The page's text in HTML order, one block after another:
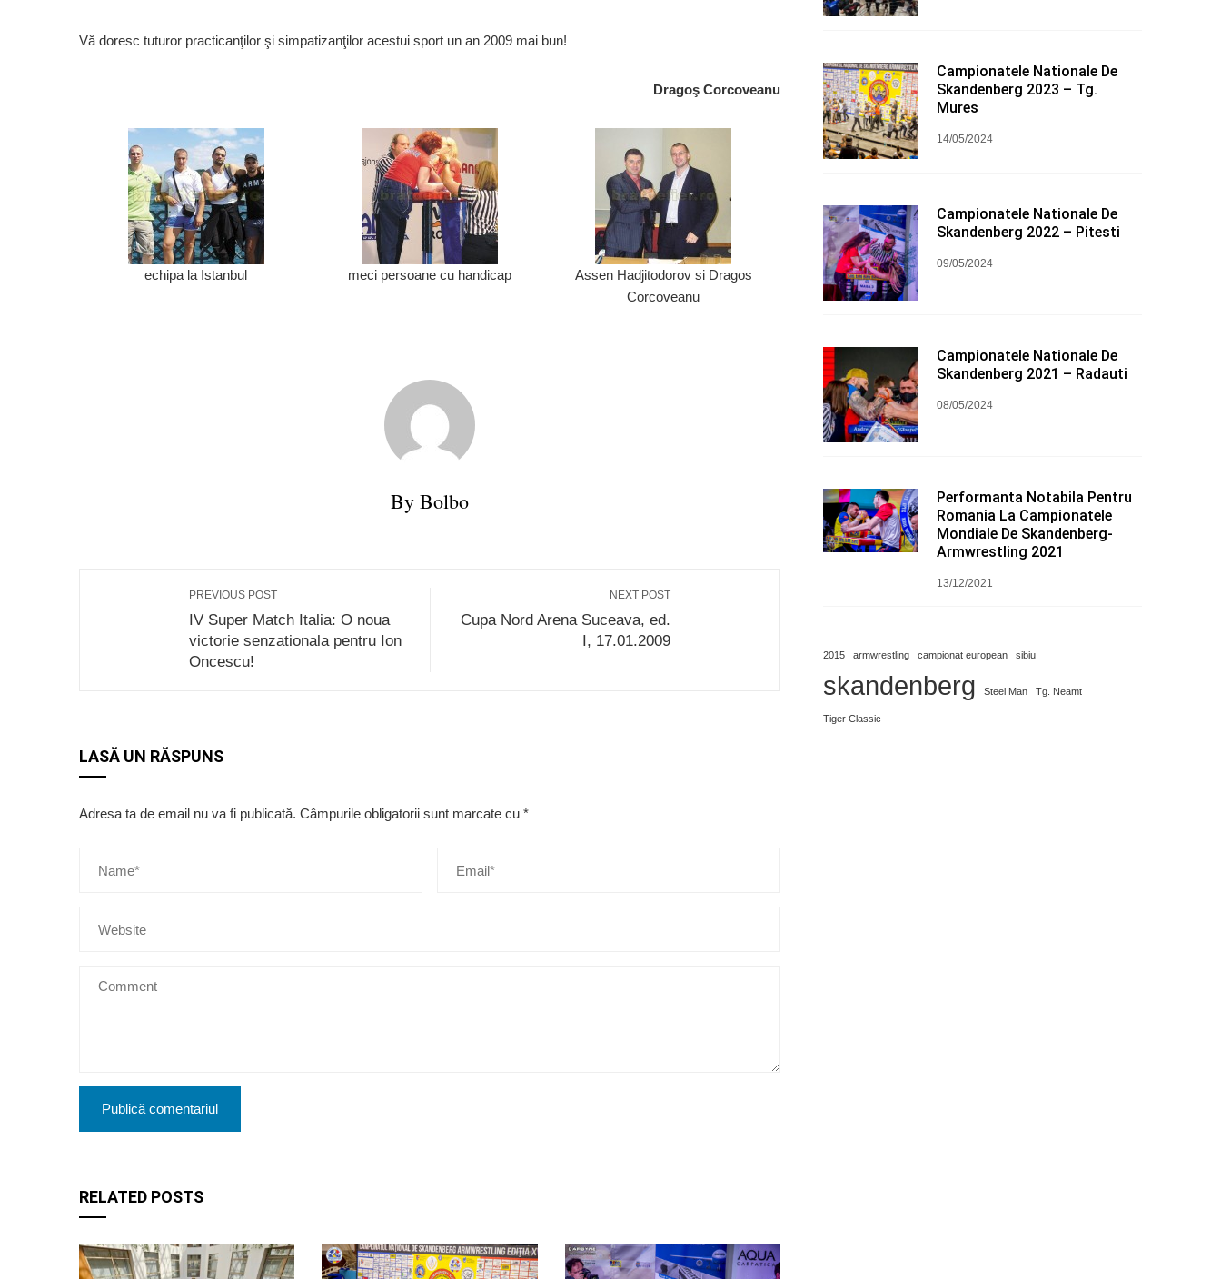
Vă doresc tuturor practicanţilor şi simpatizanţilor acestui sport un an 2009 mai bun!
Dragoş Corcoveanu
echipa la Istanbul meci persoane cu handicap
Assen Hadjitodorov si Dragos
Corcoveanu
By Bolbo
PREVIOUS POST
IV Super Match Italia: O noua
victorie senzationala pentru Ion
Oncescu!
NEXT POST
Cupa Nord Arena Suceava, ed.
I, 17.01.2009
LASĂ UN RĂSPUNS
Adresa ta de email nu va fi publicată. Câmpurile obligatorii sunt marcate cu *
RELATED POSTS
Campionatele Nationale De
Skandenberg 2023 – Tg.
Mures
14/05/2024
Campionatele Nationale De
Skandenberg 2022 – Pitesti
09/05/2024
Campionatele Nationale De
Skandenberg 2021 – Radauti
08/05/2024
Performanta Notabila Pentru
Romania La Campionatele
Mondiale De Skandenberg-
Armwrestling 2021
13/12/2021
2015 armwrestling campionat european sibiu
skandenberg Steel Man Tg. Neamt
Tiger Classic